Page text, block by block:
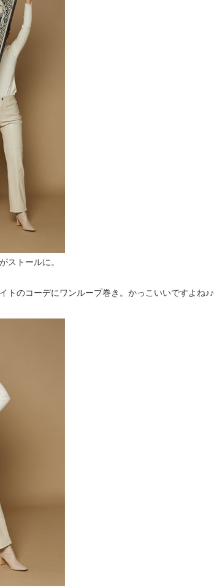
がストールに。
トのコーデにワンループ巻き。かっこいいですよね♪♪